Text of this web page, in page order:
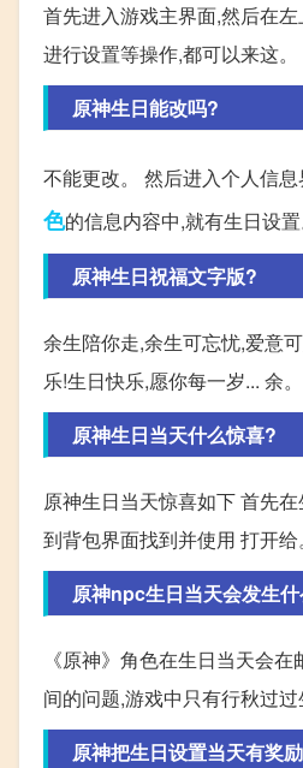
首先进入游戏主界面,然后在
进行设置等操作,都可以来这。
原神生日能改吗?
不能更改。 然后进入个人信
色的信息内容中,就有生日设置
原神生日祝福文字版?
余生陪你走,余生可忘忧,爱意
乐!生日快乐,愿你每一岁... 余。
原神生日当天什么惊喜?
原神生日当天惊喜如下 首先
到背包界面找到并使用 打开给。
原神npc生日当天会发生
《原神》角色在生日当天会
间的问题,游戏中只有行秋过过
原神把生日设置当天有奖